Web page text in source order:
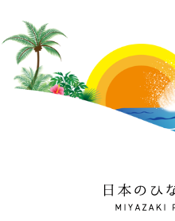
日本のひなた
MIYAZAKI